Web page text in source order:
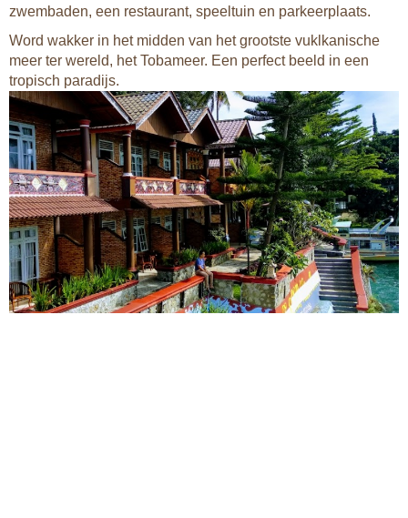
zwembaden, een restaurant, speeltuin en parkeerplaats.
Word wakker in het midden van het grootste vuklkanische
meer ter wereld, het Tobameer. Een perfect beeld in een
tropisch paradijs.